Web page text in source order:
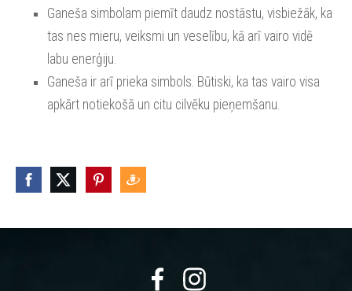
Ganeša simbolam piemīt daudz nostāstu, visbiežāk, ka
tas nes mieru, veiksmi un veselību, kā arī vairo vidē
labu enerģiju.
Ganeša ir arī prieka simbols. Būtiski, ka tas vairo visa
apkārt notiekošā un citu cilvēku pieņemšanu.